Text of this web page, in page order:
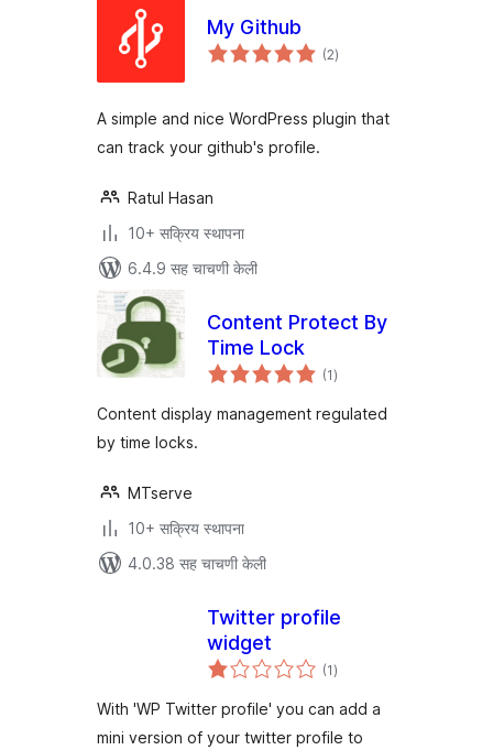
My Github
(2एकूण
मूल्यांकन
)
A simple and nice WordPress plugin that
can track your github's profile.
Ratul Hasan
10+ सक्रिय स्थापना
6.4.9 सह चाचणी केली
Content Protect By
Time Lock
(1एकूण
मूल्यांकन
)
Content display management regulated
by time locks.
MTserve
10+ सक्रिय स्थापना
4.0.38 सह चाचणी केली
Twitter profile
widget
(1एकूण
मूल्यांकन
)
With 'WP Twitter profile' you can add a
mini version of your twitter profile to